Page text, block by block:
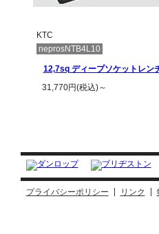
KTC
neprosNTB4L10
12,7sq ディープソケットレン
31,770円(税込)～
プライバシーポリシー リンク